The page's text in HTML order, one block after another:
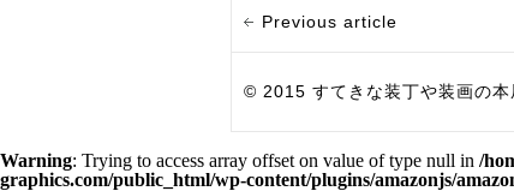
Previous article
© 2015 すてきな装丁や装画の
Warning: Trying to access array offset on value of type null in /
graphics.com/public_html/wp-content/plugins/amazonjs/